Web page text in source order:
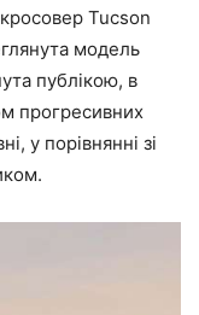
Tucson
модель
публікою, в
прогресивних
у порівнянні зі